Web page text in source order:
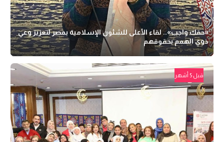
«حقك واجب».. لقاء الأعلى للشئون الإسلامية بمصر لتعزيز وعي
ذوي الهمم بحقوقهم
قبل 5 أشهر